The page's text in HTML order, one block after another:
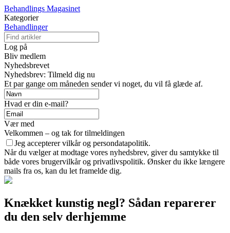
Behandlings Magasinet
Kategorier
Behandlinger
Log på
Bliv medlem
Nyhedsbrevet
Nyhedsbrev: Tilmeld dig nu
Et par gange om måneden sender vi noget, du vil få glæde af.
Hvad er din e-mail?
Vær med
Velkommen – og tak for tilmeldingen
Jeg accepterer vilkår og persondatapolitik.
Når du vælger at modtage vores nyhedsbrev, giver du samtykke til
både vores brugervilkår og privatlivspolitik. Ønsker du ikke længere
mails fra os, kan du let framelde dig.
Knækket kunstig negl? Sådan reparerer
du den selv derhjemme